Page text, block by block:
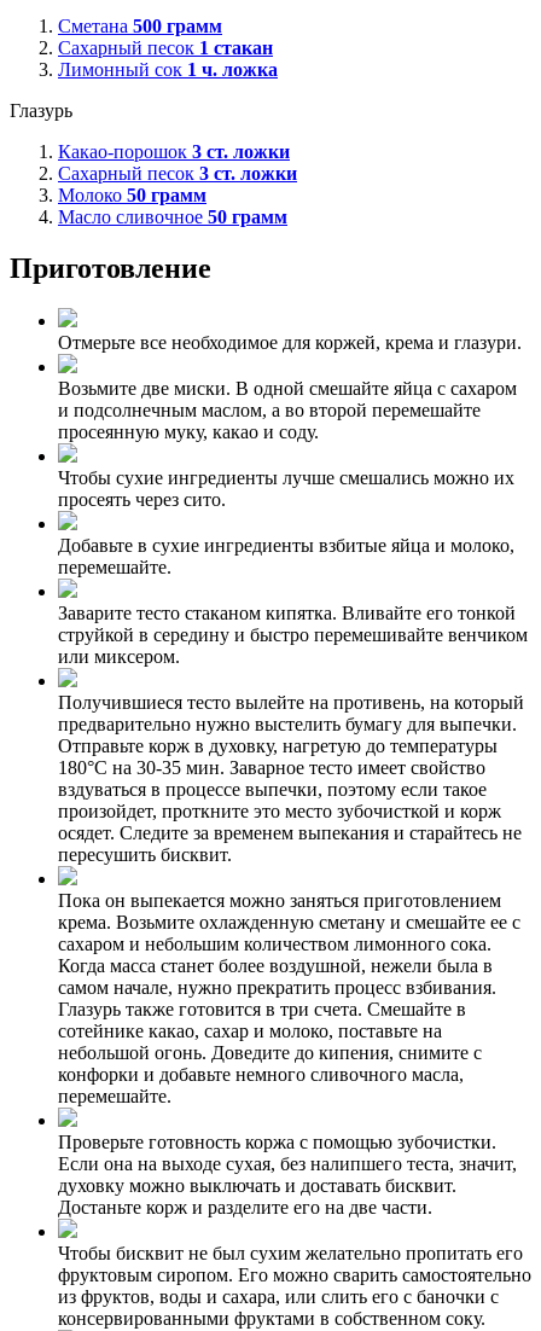
Сметана 500 грамм
Сахарный песок 1 стакан
Лимонный сок 1 ч. ложка
Глазурь
Какао-порошок 3 ст. ложки
Сахарный песок 3 ст. ложки
Молоко 50 грамм
Масло сливочное 50 грамм
Приготовление
Отмерьте все необходимое для коржей, крема и глазури.
Возьмите две миски. В одной смешайте яйца с сахаром
и подсолнечным маслом, а во второй перемешайте
просеянную муку, какао и соду.
Чтобы сухие ингредиенты лучше смешались можно их
просеять через сито.
Добавьте в сухие ингредиенты взбитые яйца и молоко,
перемешайте.
Заварите тесто стаканом кипятка. Вливайте его тонкой
струйкой в середину и быстро перемешивайте венчиком
или миксером.
Получившиеся тесто вылейте на противень, на который
предварительно нужно выстелить бумагу для выпечки.
Отправьте корж в духовку, нагретую до температуры
180°C на 30-35 мин. Заварное тесто имеет свойство
вздуваться в процессе выпечки, поэтому если такое
произойдет, проткните это место зубочисткой и корж
осядет. Следите за временем выпекания и старайтесь не
пересушить бисквит.
Пока он выпекается можно заняться приготовлением
крема. Возьмите охлажденную сметану и смешайте ее с
сахаром и небольшим количеством лимонного сока.
Когда масса станет более воздушной, нежели была в
самом начале, нужно прекратить процесс взбивания.
Глазурь также готовится в три счета. Смешайте в
сотейнике какао, сахар и молоко, поставьте на
небольшой огонь. Доведите до кипения, снимите с
конфорки и добавьте немного сливочного масла,
перемешайте.
Проверьте готовность коржа с помощью зубочистки.
Если она на выходе сухая, без налипшего теста, значит,
духовку можно выключать и доставать бисквит.
Достаньте корж и разделите его на две части.
Чтобы бисквит не был сухим желательно пропитать его
фруктовым сиропом. Его можно сварить самостоятельно
из фруктов, воды и сахара, или слить его с баночки с
консервированными фруктами в собственном соку.